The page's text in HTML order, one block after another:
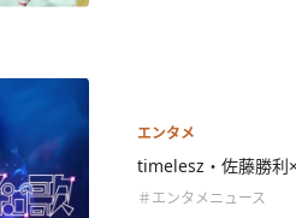
エンタメ
timelesz・佐藤勝利
＃エンタメニュース